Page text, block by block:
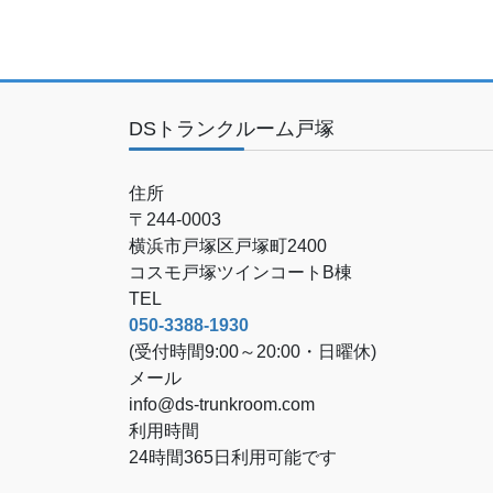
DSトランクルーム戸塚
住所
〒244-0003
横浜市戸塚区戸塚町2400
コスモ戸塚ツインコートB棟
TEL
050-3388-1930
(受付時間9:00～20:00・日曜休)
メール
info@ds-trunkroom.com
利用時間
24時間365日利用可能です